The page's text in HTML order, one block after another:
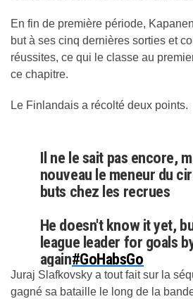
En fin de première période,
but à ses cinq dernières sorties et
réussites, ce qui le classe au
ce chapitre.
Le Finlandais a récolté deux points.
Il ne le sait pas encore,
nouveau le meneur du
buts chez les recrues
He doesn't know it yet,
league leader for goals
again#GoHabsGo
pic.twitter.com/
Juraj Slafkovsky a tout fait sur la
gagné sa bataille le long de la